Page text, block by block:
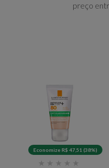
preço
Economize R$ 47,51 (38%)
★ ★ ★ ★ ★